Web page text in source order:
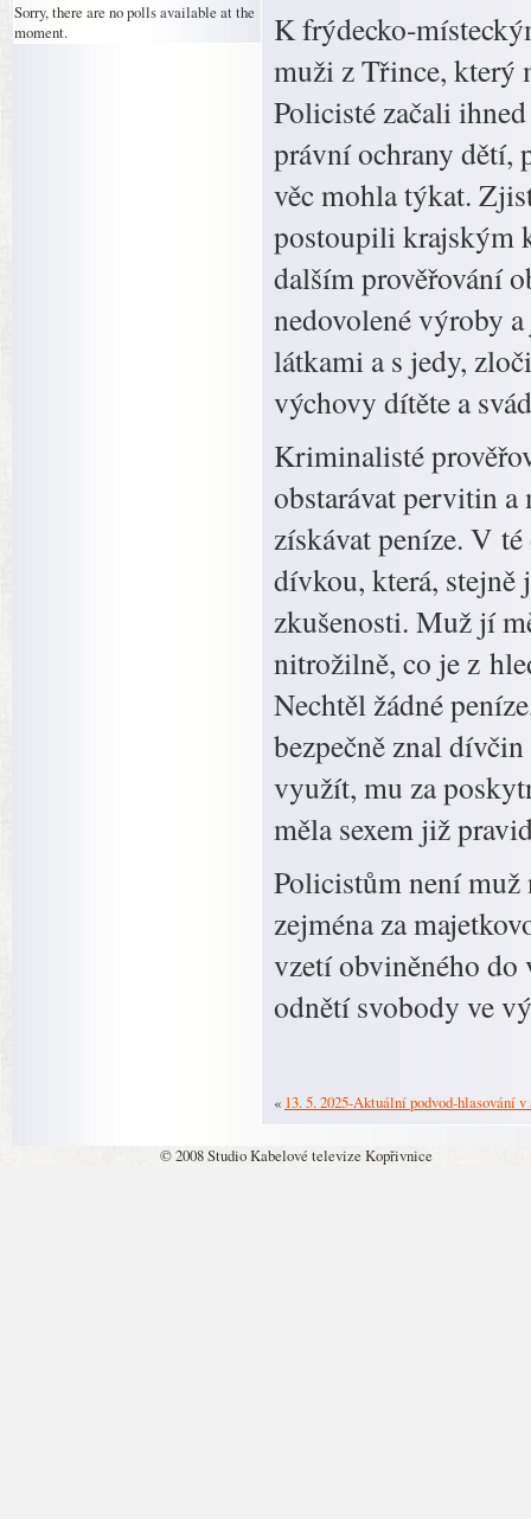
Sorry, there are no polls available at the
moment.
K frýdecko-
muži z Třince, který
Policisté začali
právní ochrany dětí,
věc mohla týkat.
postoupili krajským
dalším prověřování
nedovolené výroby
látkami a s jedy,
výchovy dítěte a
Kriminalisté
obstarávat pervitin a
získávat peníze. V
dívkou, která,
zkušenosti. Muž jí
nitrožilně, co je z
Nechtěl žádné
bezpečně znal
využít, mu za
měla sexem již
Policistům není muž
zejména za
vzetí obviněného do
odnětí svobody ve
« 13. 5. 2025-Aktuální podvod-hlasování
© 2008 Studio Kabelové televize Kopřivnice